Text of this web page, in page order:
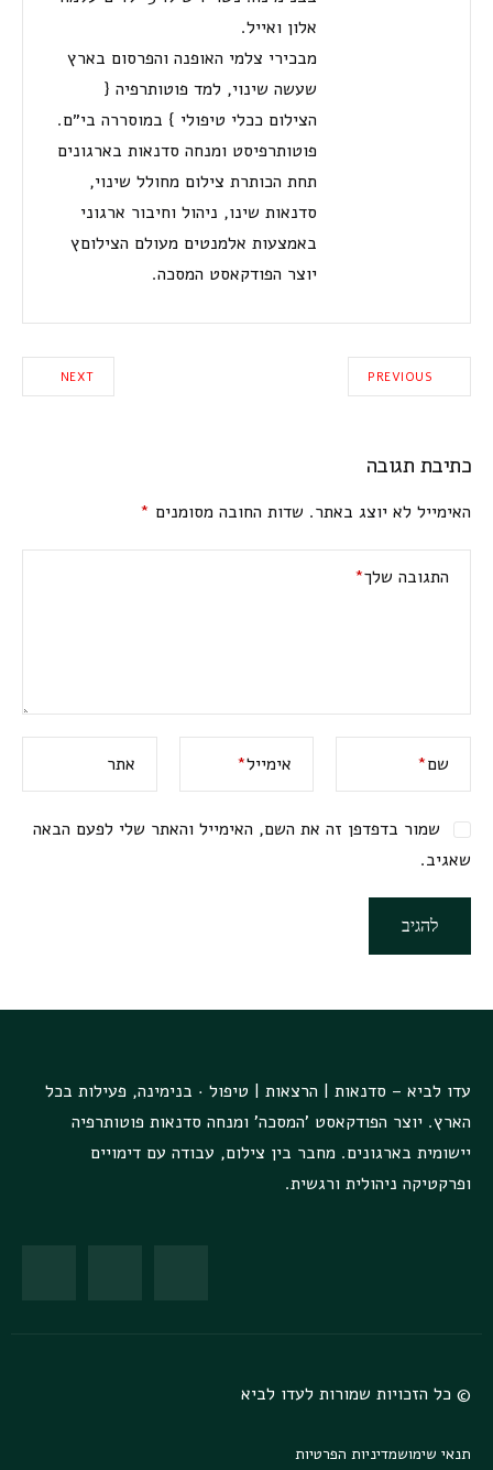
אלון ואייל.
מבכירי צלמי האופנה והפרסום בארץ
שעשה שינוי, למד פוטותרפיה {
הצילום ככלי טיפולי } במוסררה בי״ם.
פוטותרפיסט ומנחה סדנאות בארגונים
תחת הכותרת צילום מחולל שינוי,
סדנאות שינו, ניהול וחיבור ארגוני
באמצעות אלמנטים מעולם הצילוםץ
יוצר הפודקאסט המסכה.
PREVIOUS
NEXT
כתיבת תגובה
האימייל לא יוצג באתר. שדות החובה מסומנים *
התגובה שלך*
שם* אימייל* אתר
שמור בדפדפן זה את השם, האימייל והאתר שלי לפעם הבאה
שאגיב.
עדו לביא – סדנאות | הרצאות | טיפול · בנימינה, פעילות בכל
הארץ. יוצר הפודקאסט 'המסכה' ומנחה סדנאות פוטותרפיה
יישומית בארגונים. מחבר בין צילום, עבודה עם דימויים
ופרקטיקה ניהולית ורגשית.
© כל הזכויות שמורות לעדו לביא
תנאי שימושמדיניות הפרטיות